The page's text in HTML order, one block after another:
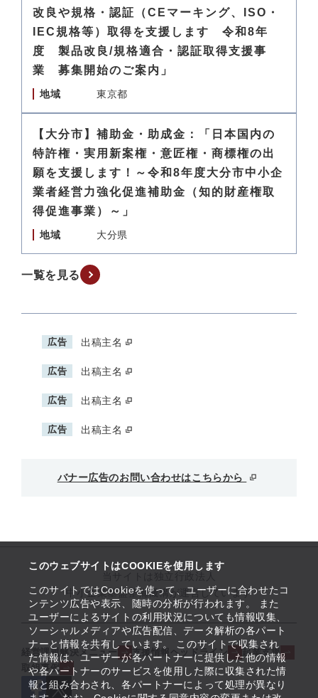
このウェブサイトはCOOKIEを使用します
このサイトではCookieを使って、ユーザーに合わせたコ
ンテンツ広告や表示、随時の分析が行われます。 また
ユーザーによるサイトの利用状況についても情報収集、
ソーシャルメディアや広告配信、データ解析の各パート
ナーと情報を共有しています。 このサイトで収集され
た情報は、ユーザーが各パートナーに提供した他の情報
や各パートナーのサービスを使用した際に収集された情
報と組み合わされ、各パートナーによって処理が異なり
改良や規格・認証（CEマーキング、ISO・
IEC規格等）取得を支援します 令和8年
度 製品改良/規格適合・認証取得支援事
業 募集開始のご案内」
地域 東京都
【大分市】補助金・助成金：「日本国内の
特許権・実用新案権・意匠権・商標権の出
願を支援します！～令和8年度大分市中小企
業者経営力強化促進補助金（知的財産権取
得促進事業）～」
地域 大分県
一覧を見る
広告 出稿主名
広告 出稿主名
広告 出稿主名
広告 出稿主名
バナー広告のお問い合わせはこちらから
中小企業基盤整備機構が運営しています
経営課題解決メニュー 支援情報ヘッドライン
起業支援
取組事例